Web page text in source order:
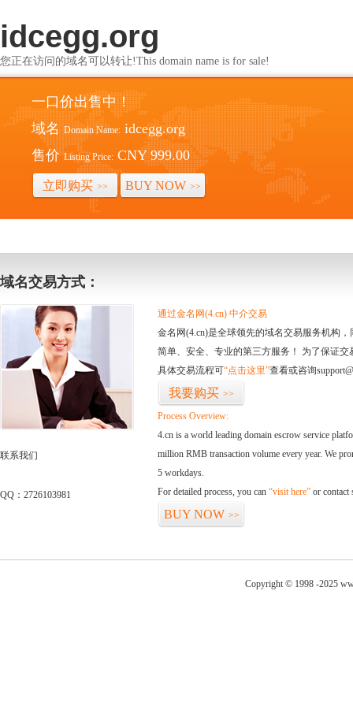
idcegg.org
您正在访问的域名可以转让!This domain name is for sale!
一口价出售中！
域名 Domain Name: idcegg.org
售价 Listing Price: CNY 999.00
立即购买 >> BUY NOW >>
域名交易方式：
联系我们
QQ：2726103981
通过金名网(4.cn) 中介交易
金名网(4.cn)是全球领先的域名交易服务机构
简单、安全、专业的第三方服务！ 为了保证
具体交易流程可“点击这里”查看或咨询
我要购买 >>
Process Overview:
4.cn is a world leading domain escrow service
million RMB transaction volume every year. We
5 workdays.
For detailed process, you can “visit here” or contact
BUY NOW >>
Copyright © 1998 -2025